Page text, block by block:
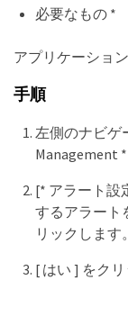
必要なもの *
アプリケーショ
手順
左側のナビゲ
Management
[* アラート設
するアラート
リックします。
[ はい ] をク